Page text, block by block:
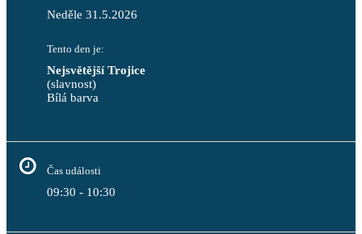
Neděle 31.5.2026
Tento den je:
Nejsvětější Trojice
(slavnost)
Bílá barva
Čas události
09:30 - 10:30